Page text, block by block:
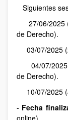
Siguientes
27/06/2025
de Derecho).
03/07/2025
04/07/2025
de Derecho).
10/07/2025
- Fecha
online).